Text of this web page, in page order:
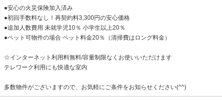
●安心の火災保険加入済み
●初回手数料なし！再契約料3,300円の安心価格
●追加人数費用 未就学児10％ 小学生以上20％
●ペット可物件の場合 ペット料金20％（清掃費はロング料金）
☆インターネット利用料無料/容量制限なくお使いいただけます
テレワーク利用にも快適な室内
多数物件がございますので、お気軽にご条件をお知らせください(^^)